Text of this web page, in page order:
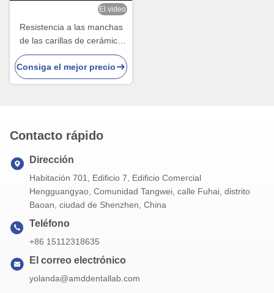
El video
Resistencia a las manchas
de las carillas de cerámica
ultra delgadas IPS EMAX
para restauraciones
estéticas
Consiga el mejor precio
Contacto rápido
Dirección
Habitación 701, Edificio 7, Edificio Comercial
Hengguangyao, Comunidad Tangwei, calle Fuhai, distrito
Baoan, ciudad de Shenzhen, China
Teléfono
+86 15112318635
El correo electrónico
yolanda@amddentallab.com